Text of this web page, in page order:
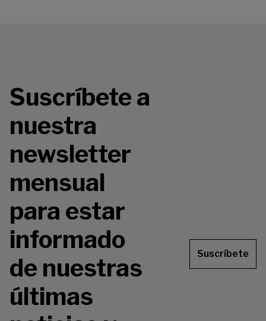
Suscríbete a
nuestra
newsletter
mensual
para estar
informado
de nuestras
últimas
Suscríbete